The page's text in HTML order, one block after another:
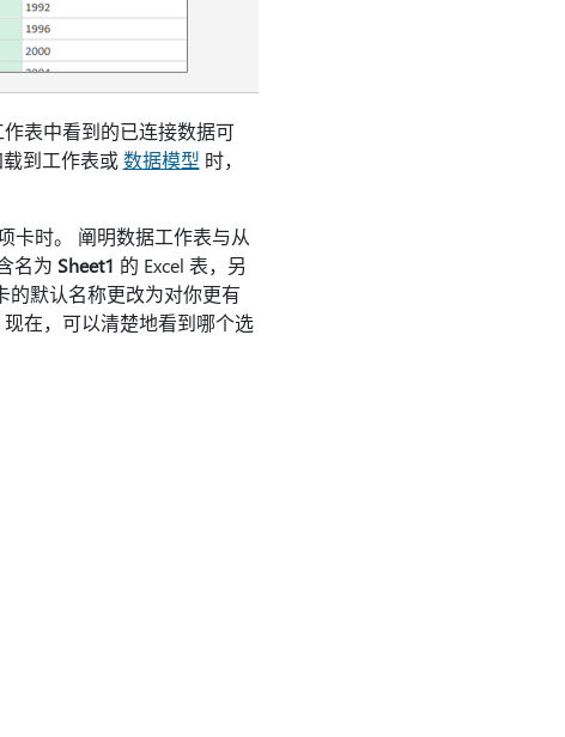
表中看到的已连接数据可
到工作表或数据模型 时，
卡时。 阐明数据工作表与从
名为 Sheet1 的 Excel 表，另
的默认名称更改为对你更有
现在，可以清楚地看到哪个选